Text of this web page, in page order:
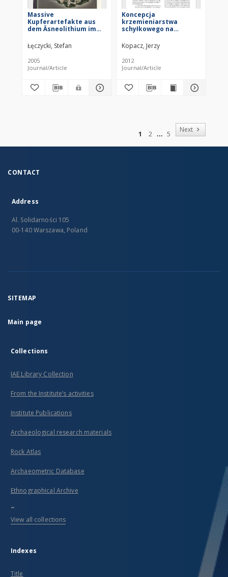
Massive
Kupferartefakte aus
dem Äsneolithium im
Mittelschlesiens
Łęczycki, Stefan
2005
Journal/Article
Koncepcja
krzemieniarstwa
schyłkowego na
Moraw
Kopacz, Jerzy
2012
Journal/Article
1 2
5
Next
CONTACT
Address
Al. Solidarności 105
00-140 Warszawa, Poland
SITEMAP
Main page
Collections
IAE Library Collection
From the Institute’s activities
Institute Publications
Archaeological research materials
Rock Atlas
Archaeometric Database
Ethnographical Archive
...
View all collections
Indexes
Title